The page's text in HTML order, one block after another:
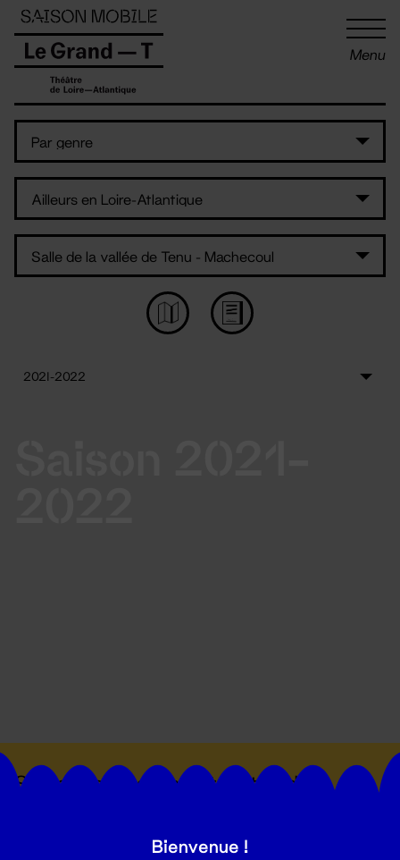
Menu
Suivez toutes les actualités du
Panneau de gestion des cookies
Bienvenue !